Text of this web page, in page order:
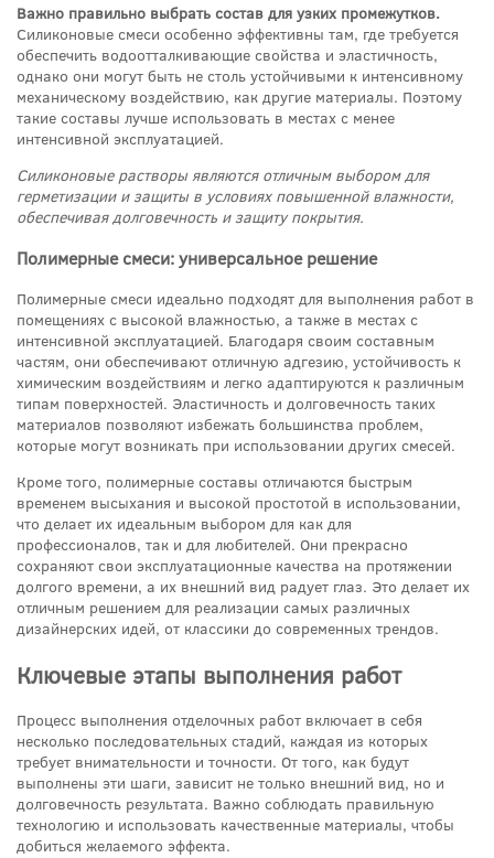
Важно правильно выбрать состав для узких промежутков.
Силиконовые смеси особенно эффективны там, где требуется
обеспечить водоотталкивающие свойства и эластичность,
однако они могут быть не столь устойчивыми к интенсивному
механическому воздействию, как другие материалы. Поэтому
такие составы лучше использовать в местах с менее
интенсивной эксплуатацией.
Силиконовые растворы являются отличным выбором для
герметизации и защиты в условиях повышенной влажности,
обеспечивая долговечность и защиту покрытия.
Полимерные смеси: универсальное решение
Полимерные смеси идеально подходят для выполнения работ в
помещениях с высокой влажностью, а также в местах с
интенсивной эксплуатацией. Благодаря своим составным
частям, они обеспечивают отличную адгезию, устойчивость к
химическим воздействиям и легко адаптируются к различным
типам поверхностей. Эластичность и долговечность таких
материалов позволяют избежать большинства проблем,
которые могут возникать при использовании других смесей.
Кроме того, полимерные составы отличаются быстрым
временем высыхания и высокой простотой в использовании,
что делает их идеальным выбором для как для
профессионалов, так и для любителей. Они прекрасно
сохраняют свои эксплуатационные качества на протяжении
долгого времени, а их внешний вид радует глаз. Это делает их
отличным решением для реализации самых различных
дизайнерских идей, от классики до современных трендов.
Ключевые этапы выполнения работ
Процесс выполнения отделочных работ включает в себя
несколько последовательных стадий, каждая из которых
требует внимательности и точности. От того, как будут
выполнены эти шаги, зависит не только внешний вид, но и
долговечность результата. Важно соблюдать правильную
технологию и использовать качественные материалы, чтобы
добиться желаемого эффекта.